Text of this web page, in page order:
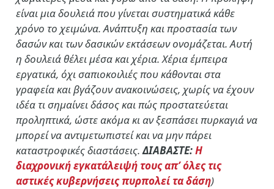
είναι μια δουλειά που γίνεται συστηματικά κάθε
χρόνο το χειμώνα. Ανάπτυξη και προστασία των
δασών και των δασικών εκτάσεων ονομάζεται. Αυτή
η δουλειά θέλει μέσα και χέρια. Χέρια έμπειρα
εργατικά, όχι σαπιοκοιλιές που κάθονται στα
γραφεία και βγάζουν ανακοινώσεις, χωρίς να έχουν
ιδέα τι σημαίνει δάσος και πώς προστατεύεται
προληπτικά, ώστε ακόμα κι αν ξεσπάσει πυρκαγιά να
μπορεί να αντιμετωπιστεί και να μην πάρει
καταστροφικές διαστάσεις.ΔΙΑΒΑΣΤΕ:Η
διαχρονική εγκατάλειψή τους απ’ όλες τις
αστικές κυβερνήσεις πυρπολεί τα δάση)